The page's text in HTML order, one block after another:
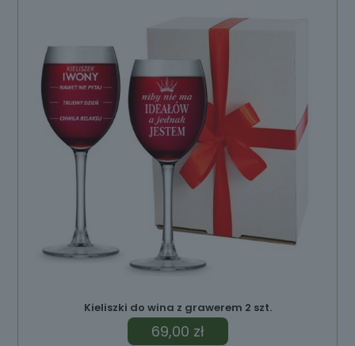
Kieliszki do wina z grawerem 2 szt.
69,00 zł